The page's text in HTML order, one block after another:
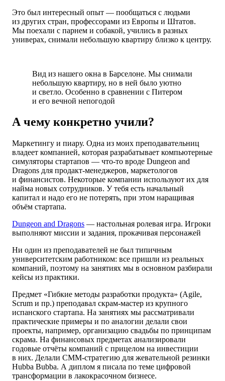
Это был интересный опыт — пообщаться с людьми
из других стран, профессорами из Европы и Штатов.
Мы поехали с парнем и собакой, учились в разных
универах, снимали небольшую квартиру близко к центру.
Вид из нашего окна в Барселоне. Мы снимали
небольшую квартиру, но в ней было уютно
и светло. Особенно в сравнении с Питером
и его вечной непогодой
А чему конкретно учили?
Маркетингу и пиару. Одна из моих преподавательниц
владеет компанией, которая разрабатывает компьютерные
симуляторы стартапов — что-то вроде Dungeon and
Dragons для продакт-менеджеров, маркетологов
и финансистов. Некоторые компании используют их для
найма новых сотрудников. У тебя есть начальный
капитал и надо его не потерять, при этом наращивая
объём стартапа.
Dungeon and Dragons — настольная ролевая игра. Игроки
выполняют миссии и задания, прокачивая персонажей
Ни один из преподавателей не был типичным
университетским работником: все пришли из реальных
компаний, поэтому на занятиях мы в основном разбирали
кейсы из практики.
Предмет «Гибкие методы разработки продукта» (Agile,
Scrum и пр.) преподавал скрам-мастер из крупного
испанского стартапа. На занятиях мы рассматривали
практические примеры и по аналогии делали свои
проекты, например, организацию свадьбы по принципам
скрама. На финансовых предметах анализировали
годовые отчёты компаний с прицелом на инвестиции
в них. Делали СММ-стратегию для жевательной резинки
Hubba Bubba. А диплом я писала по теме цифровой
трансформации в лакокрасочном бизнесе.